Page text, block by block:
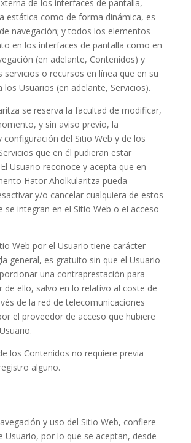
de los interfaces de pantalla,
estática como de forma dinámica, es
navegación; y todos los elementos
en los interfaces de pantalla como en
(en adelante, Contenidos) y
servicios o recursos en línea que en su
los Usuarios (en adelante, Servicios).
se reserva la facultad de modificar,
y sin aviso previo, la
configuración del Sitio Web y de los
que en él pudieran estar
Usuario reconoce y acepta que en
Hator Aholkularitza pueda
y/o cancelar cualquiera de estos
se integran en el Sitio Web o el acceso
Web por el Usuario tiene carácter
general, es gratuito sin que el Usuario
una contraprestación para
de ello, salvo en lo relativo al coste de
de la red de telecomunicaciones
el proveedor de acceso que hubiere
los Contenidos no requiere previa
alguno.
y uso del Sitio Web, confiere
Usuario, por lo que se aceptan, desde